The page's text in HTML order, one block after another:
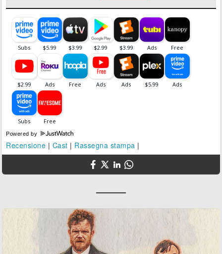
Powered by
Recensione | Cast | Rassegna stampa |